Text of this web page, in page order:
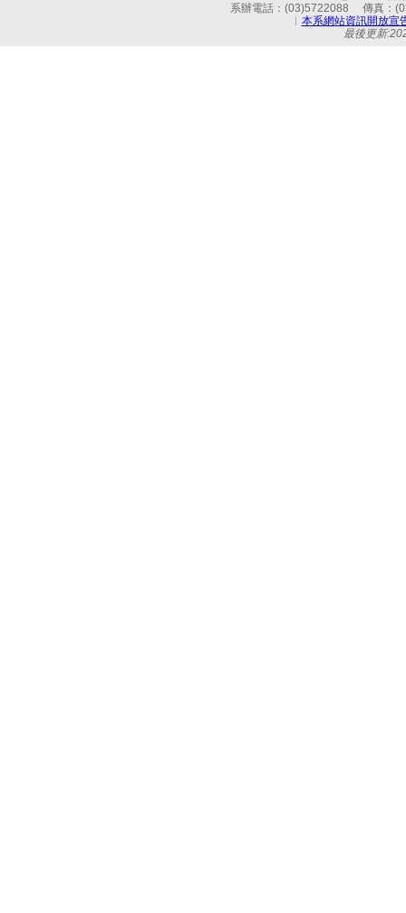
系辦電話：(03)5722088 傳真：
︱ 本系網站資訊開放宣
最後更新